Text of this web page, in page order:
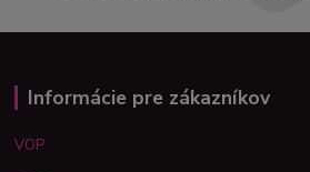
Informácie pre zákazníkov
VOP